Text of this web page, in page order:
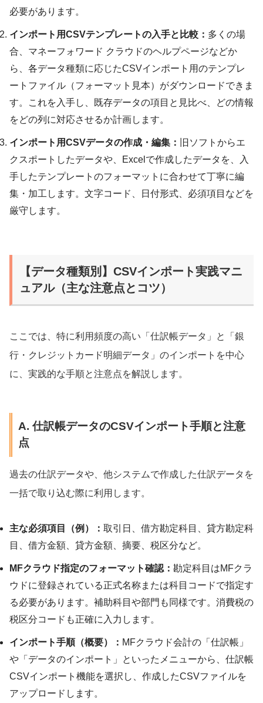
必要があります。
インポート用CSVテンプレートの入手と比較： 多くの場
合、マネーフォワード クラウドのヘルプページなどか
ら、各データ種類に応じたCSVインポート用のテンプレ
ートファイル（フォーマット見本）がダウンロードできま
す。これを入手し、既存データの項目と見比べ、どの情報
をどの列に対応させるか計画します。
インポート用CSVデータの作成・編集：
旧ソフトからエ
クスポートしたデータや、Excelで作成したデータを、入
手したテンプレートのフォーマットに合わせて丁寧に編
集・加工します。文字コード、日付形式、必須項目などを
厳守します。
【データ種類別】CSVインポート実践マニ
ュアル（主な注意点とコツ）
ここでは、特に利用頻度の高い「仕訳帳データ」と「銀
行・クレジットカード明細データ」のインポートを中心
に、実践的な手順と注意点を解説します。
A. 仕訳帳データのCSVインポート手順と注意
点
過去の仕訳データや、他システムで作成した仕訳データを
一括で取り込む際に利用します。
主な必須項目（例）： 取引日、借方勘定科目、貸方勘定科
目、借方金額、貸方金額、摘要、税区分など。
MFクラウド指定のフォーマット確認： 勘定科目はMFクラ
ウドに登録されている正式名称または科目コードで指定す
る必要があります。補助科目や部門も同様です。消費税の
税区分コードも正確に入力します。
インポート手順（概要）： MFクラウド会計の「仕訳帳」
や「データのインポート」といったメニューから、仕訳帳
CSVインポート機能を選択し、作成したCSVファイルを
アップロードします。